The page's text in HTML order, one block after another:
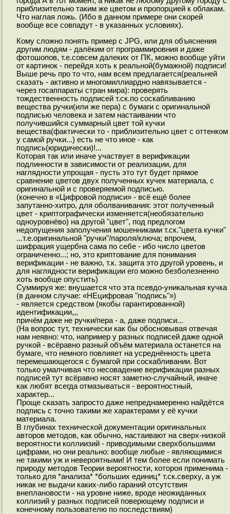
приблизительно таким же цветом и пропорцией к облакам.
Что наглая ложь. (Ибо в данном примере они скорей
вообще все совпадут - в указанных условиях).
Кому сложно понять пример с JPG, или для объяснения
другим людям - далёким от программировния и даже
фотошопов, т.е.совсем далеких от ПК, можно вообще уйти
от картинок - перейдя хоть к реальной(бумажной) подписи!
Выше речь про то что, нам всем предлагается(реальней
сказать - активно и многомиллиардно навязывается -
через госаппараты стран мира): проверять
тождественность подписей т.ск.по соскабливанию
вещества ручки(или же пера) с бумаги с оригинальной
подписью человека и затем настаивании что
получившийся суммарный цвет той кучки
вещества(фактически то - приблизительно цвет с оттенком
у самой ручки...) есть не что иное - как
подпись(юридически)!...
Которая так или иначе участвует в верификации
подлинности в зависимости от реализации, для
наглядности упрощая - пусть это тут будет прямое
сравнение цветов двух полученных кучек материала, с
оригинальной и с проверяемой подписью.
(конечно в «Цифровой подписи» - всё ещё более
запутанно-хитро, для оболванивания: этот полученный
цвет - криптографически изменяется(необязательно
одноуровнёво) на другой "цвет", под предлогом
недопущения заполучения мошенниками т.ск."цвета кучки"
...т.е.оригинальной "ручки"/пароля/ключа; впрочем,
шифрация ущербна сама по себе - ибо число цветов
ограниченно...; но, это криптование для понимания
верификации - не важно, т.к. защита это другой уровень, и
для наглядности верификации его можно безболезненно
хоть вообще опустить)
Суммируя же: внушается что эта псевдо-уникальная кучка
(в данном случае: «НЕцифровая "подпись"»)
- является средством (якобы гарантированной)
идентификации,,,
причём даже не ручки/пера - а, даже подписи...
(На вопрос тут, технически как бы обосновывая отвечая
нам неявно: что, например у разных подписей даже одной
ручкой - всёравно разный объём материала останется на
бумаге, что немного повлияет на усреднённость цвета
перемешающегося с бумагой при соскабливании. Вот
только умалчивая что несовадение верификации разных
подписей тут всёравно носят заметно-случайный, иначе
как любят всегда отмазываться - вероятностный,
характер...
Проще сказать запросто даже непреднамеренно найдётся
подпись с точно такими же характерами у её кучки
материала.
В глубинах технической документации оригинальных
авторов методов, как обычно, настаивают на сверх-низкой
вероятности коллиизий - приводимыми сверхбольшими
цифрами, но они реально: вообще любые - являющимися
не такими уж и невероятными! И тем более если понимать
природу методов Теории вероятности, котороя применима -
только для *анализа* *больших единиц* т.ск.сверху, а уж
никак не выдачи каких-либо гараний отсутствия
внеплановости - на уровне ниже, вроде неожиданных
коллизий у разных подписей поверющему подписи и
конечному пользователю по последствиям)